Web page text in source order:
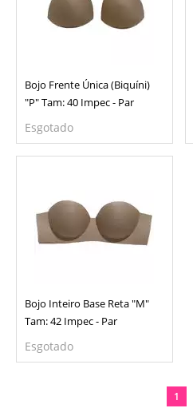
Bojo Frente Única (Biquíni)
"P" Tam: 40 Impec - Par
Esgotado
Bojo Inteiro Base Reta "M"
Tam: 42 Impec - Par
Esgotado
1